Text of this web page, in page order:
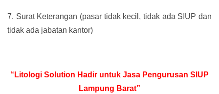
7. Surat Keterangan (pasar tidak kecil, tidak ada SIUP dan
tidak ada jabatan kantor)
“Litologi Solution Hadir untuk Jasa Pengurusan SIUP
Lampung Barat”